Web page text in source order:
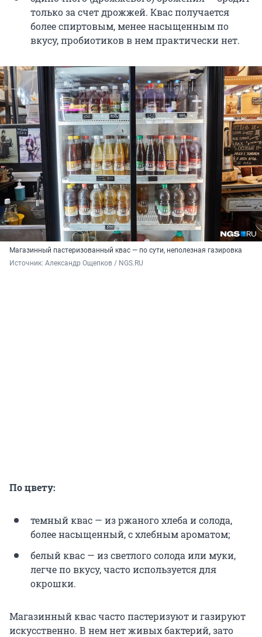
только за счет дрожжей. Квас получается
более спиртовым, менее насыщенным по
вкусу, пробиотиков в нем практически нет.
Магазинный пастеризованный квас — по сути, неполезная газировка
Источник: Александр Ощепков / NGS.RU
По цвету:
темный квас — из ржаного хлеба и солода,
более насыщенный, с хлебным ароматом;
белый квас — из светлого солода или муки,
легче по вкусу, часто используется для
окрошки.
Магазинный квас часто пастеризуют и газируют
искусственно. В нем нет живых бактерий, зато